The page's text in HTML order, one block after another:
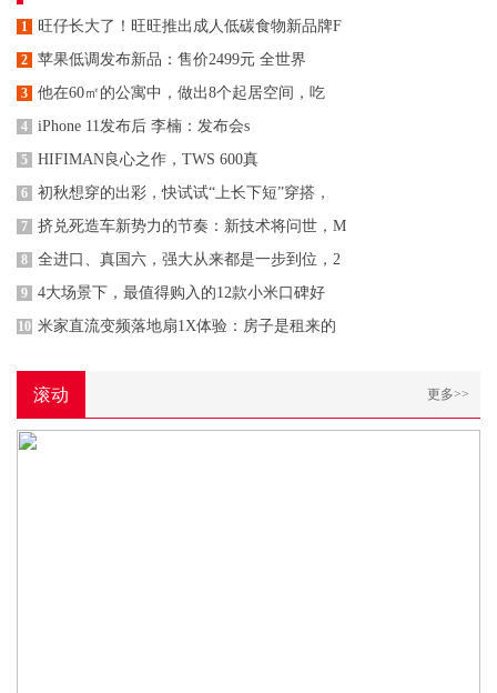
1 旺仔长大了！旺旺推出成人低碳食物新品牌F
2 苹果低调发布新品：售价2499元 全世界
3 他在60㎡的公寓中，做出8个起居空间，吃
4 iPhone 11发布后 李楠：发布会s
5 HIFIMAN良心之作，TWS 600真
6 初秋想穿的出彩，快试试“上长下短”穿搭，
7 挤兑死造车新势力的节奏：新技术将问世，M
8 全进口、真国六，强大从来都是一步到位，2
9 4大场景下，最值得购入的12款小米口碑好
10 米家直流变频落地扇1X体验：房子是租来的
滚动 更多>>